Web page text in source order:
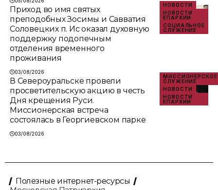
НОВОСТИ
НОВОСТИ
ЕПАРХИИ
СОЦИАЛЬНОЕ
СЛУЖЕНИЕ
Приход во имя святых
преподобных Зосимы и Савватия
Соловецких п. Ис оказал духовную
поддержку подопечным
отделения временного
проживания
03/08/2026
МИССИОНЕРСКОЕ
СЛУЖЕНИЕ
НОВОСТИ
НОВОСТИ
ЕПАРХИИ
В Североуральске провели
просветительскую акцию в честь
Дня крещения Руси.
Миссионерская встреча
состоялась в Георгиевском парке
03/08/2026
Полезные интернет-ресурсы